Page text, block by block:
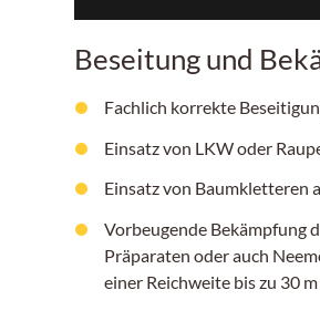
Beseitung und
Fachlich korrekte
Einsatz von LKW oder
Einsatz von Baumkletteren
Vorbeugende Bekämpfung
Präparaten oder auch
einer Reichweite bis zu 30